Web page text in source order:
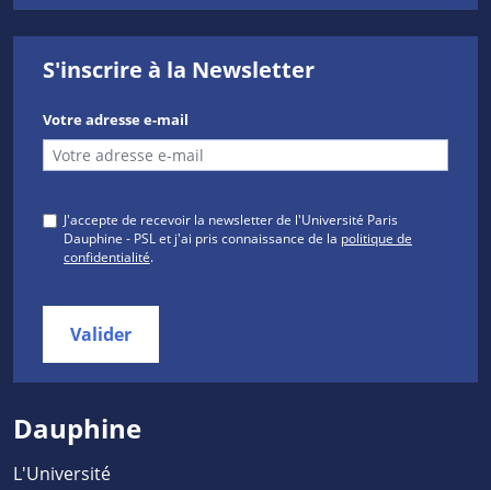
S'inscrire à la Newsletter
Votre adresse e-mail
J'accepte de recevoir la newsletter de l'Université Paris
Dauphine - PSL et j'ai pris connaissance de la politique de
confidentialité.
Valider
Dauphine
L'Université